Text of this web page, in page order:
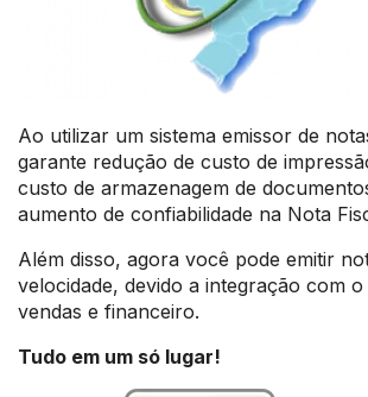
Ao utilizar um sistema emissor de
garante redução de custo de
custo de armazenagem de
aumento de confiabilidade na Nota
Além disso, agora você pode emitir
velocidade, devido a integração com o
vendas e financeiro.
Tudo em um só lugar!